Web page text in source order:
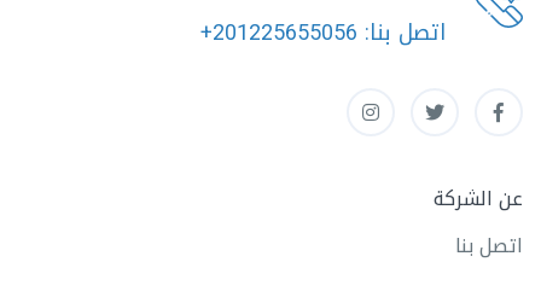
اتصل بنا: +201225655056
عن الشركة
اتصل بنا